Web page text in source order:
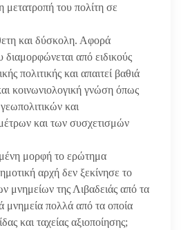
μετατροπή του πολίτη σε
και δύσκολη. Αφορά
διαμορφώνεται από ειδικούς
πολιτικής και απαιτεί βαθιά
κοινωνιολογική γνώση όπως
και
και των συσχετισμών
μορφή το ερώτημα
αρχή δεν ξεκίνησε το
μνημείων της Λιβαδειάς από τα
μνημεία πολλά από τα οποία
και ταχείας αξιοποίησης;